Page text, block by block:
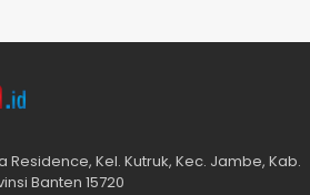
Residence, Kel. Kutruk, Kec. Jambe, Kab.
Banten 15720